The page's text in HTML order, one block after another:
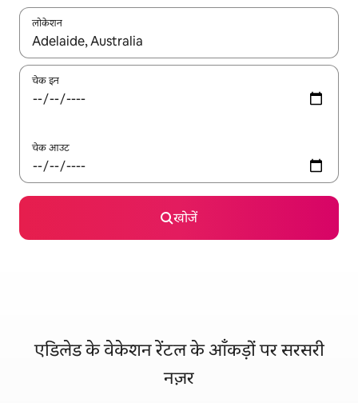
लोकेशन
नतीजों के उपलब्ध होने पर, अप और डाउन 'ऐरो की' का इस्तेमाल करके नेविगेट
चेक इन
चेक आउट
खोजें
एडिलेड के वेकेशन रेंटल के आँकड़ों पर सरसरी
नज़र